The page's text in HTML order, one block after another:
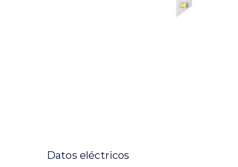
Datos eléctricos